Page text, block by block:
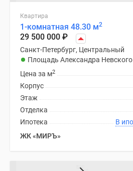
Квартира
1-комнатная 48.30 м2
29 500 000 ₽
Санкт-Петербург, Центральный
Площадь Александра Невского
Цена за м2
Корпус
Этаж
Отделка
Ипотека
ЖК «МИРЪ»